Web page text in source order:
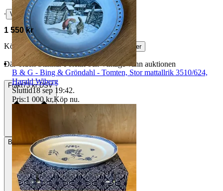
∙ Visa bud
1 550 kr
Köparskydd är valfritt hos företag. Läs mer
Där Tiden Stannar Porslin och Vintage vann auktionen
Frakt73 kr DSV
BetalningVia Tradera
B & G - Bing & Gröndahl - Tomten, Stor mattallrik 3510/624,
Harald Wiberg
Sluttid18 sep 19:42.
Pris:1 000 kr,Köp nu.